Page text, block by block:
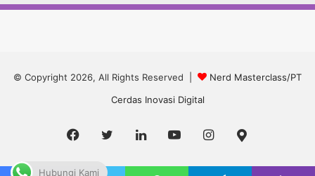
© Copyright 2026, All Rights Reserved |
Nerd Masterclass/PT
Cerdas Inovasi Digital
Facebook
TwitterLinkedInYouTubeInstagram
Maps
Hubungi Kami